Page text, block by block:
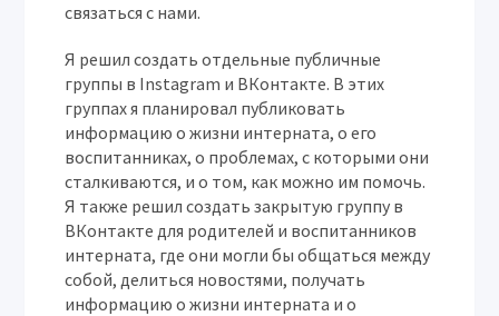
связаться с нами.
Я решил создать отдельные публичные
группы в Instagram и ВКонтакте. В этих
группах я планировал публиковать
информацию о жизни интерната, о его
воспитанниках, о проблемах, с которыми они
сталкиваются, и о том, как можно им помочь.
Я также решил создать закрытую группу в
ВКонтакте для родителей и воспитанников
интерната, где они могли бы общаться между
собой, делиться новостями, получать
информацию о жизни интерната и о